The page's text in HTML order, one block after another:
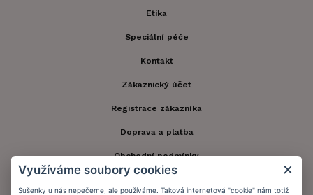
Etika
Speciální péče
Kontakt
Zákaznický účet
Registrace zákazníka
Doprava a platba
Obchodní podmínky
Ochrana osobních údajů
Využíváme soubory cookies
Sušenky u nás nepečeme, ale používáme. Taková internetová "cookie" nám totiž